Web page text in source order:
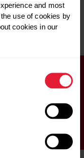
and most
use of cookies by
cookies in our
Aus diesem
wenn du dehydriert
das auf den
die aerobe